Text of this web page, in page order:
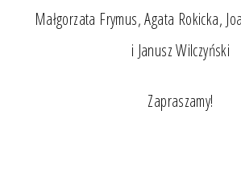
Małgorzata Frymus, Agata Rokicka,
i Janusz Wilczyński
Zapraszamy!